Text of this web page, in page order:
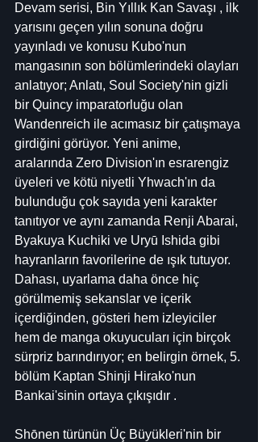
Devam serisi, Bin Yıllık Kan Savaşı , ilk
yarısını geçen yılın sonuna doğru
yayınladı ve konusu Kubo'nun
mangasının son bölümlerindeki olayları
anlatıyor; Anlatı, Soul Society'nin gizli
bir Quincy imparatorluğu olan
Wandenreich ile acımasız bir çatışmaya
girdiğini görüyor. Yeni anime,
aralarında Zero Division'ın esrarengiz
üyeleri ve kötü niyetli Yhwach'ın da
bulunduğu çok sayıda yeni karakter
tanıtıyor ve aynı zamanda Renji Abarai,
Byakuya Kuchiki ve Uryū Ishida gibi
hayranların favorilerine de ışık tutuyor.
Dahası, uyarlama daha önce hiç
görülmemiş sekanslar ve içerik
içerdiğinden, gösteri hem izleyiciler
hem de manga okuyucuları için birçok
sürpriz barındırıyor; en belirgin örnek, 5.
bölüm Kaptan Shinji Hirako'nun
Bankai'sinin ortaya çıkışıdır .
Shōnen türünün Üç Büyükleri'nin bir